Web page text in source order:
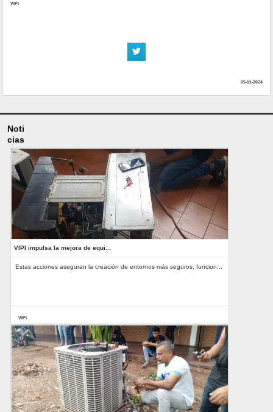
VIPI
05-11-2024
Noti
cias
VIPI impulsa la mejora de equi...
Estas acciones aseguran la creación de entornos más seguros, funcion...
VIPI
08-07-2025